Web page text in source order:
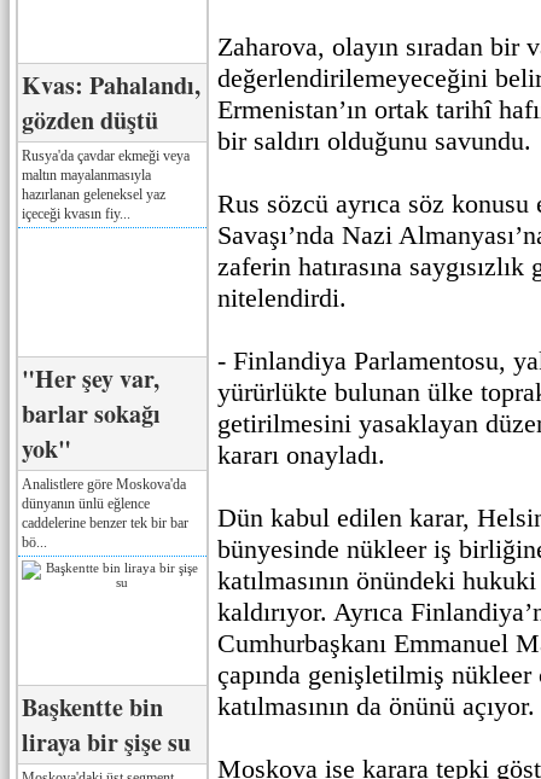
Kvas: Pahalandı,
gözden düştü
Rusya'da çavdar ekmeği veya
maltın mayalanmasıyla
hazırlanan geleneksel yaz
içeceği kvasın fiy...
"Her şey var,
barlar sokağı
yok"
Analistlere göre Moskova'da
dünyanın ünlü eğlence
caddelerine benzer tek bir bar
bö...
Başkentte bin
liraya bir şişe su
Zaharova, olayın sıradan bir
değerlendirilemeyeceğini
Ermenistan’ın ortak tarihî
bir saldırı olduğunu savundu.
Rus sözcü ayrıca söz
Savaşı’nda Nazi
zaferin hatırasına
nitelendirdi.
- Finlandiya Parlamentosu,
yürürlükte bulunan ülke
getirilmesini yasaklayan
kararı onayladı.
Dün kabul edilen karar,
bünyesinde nükleer iş
katılmasının önündeki
kaldırıyor. Ayrıca
Cumhurbaşkanı Emmanuel
çapında genişletilmiş nükleer
katılmasının da önünü açıyor.
Moskova ise karara tepki